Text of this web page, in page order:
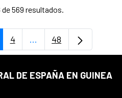
569 resultados.
Página
4 ...Páginas intermedias
Página
48
DE ESPAÑA EN GUINEA